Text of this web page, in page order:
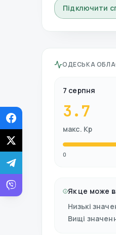
Підключити
ОДЕСЬКА
7 серпня
3.7
макс. Kp
0
Як це може
Низькі
Вищі